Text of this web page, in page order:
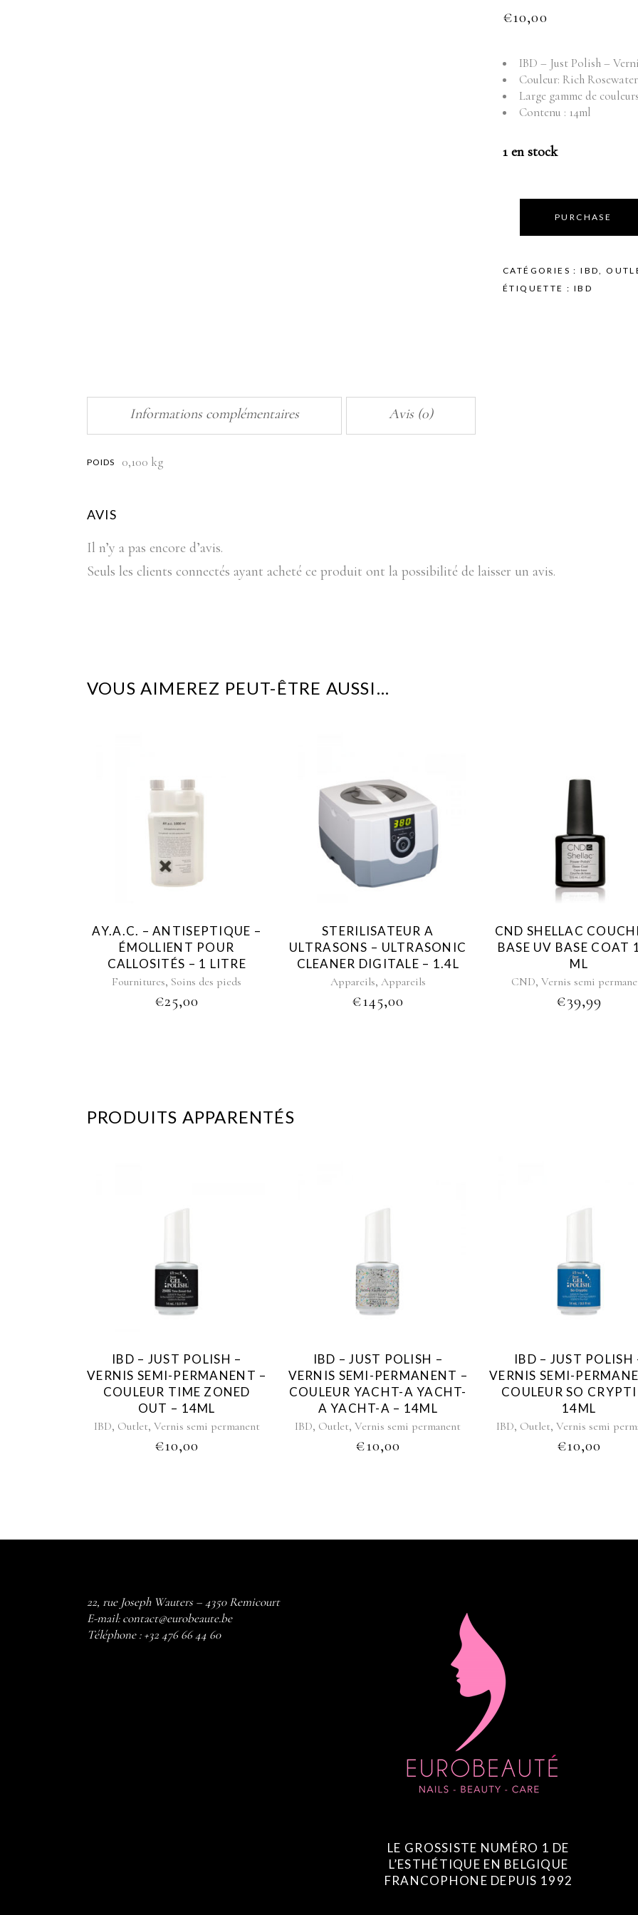
Produits vente visage
€10,00
IBD – Just Polish –
Couleur: Rich
Large gamme de
Contenu : 14ml
1 en stock
PURCHASE
CATÉGORIES :IBD,
ÉTIQUETTE : IBD
Informations complémentaires Avis (0)
POIDS 0,100 kg
AVIS
Il n’y a pas encore d’avis.
Seuls les clients connectés ayant acheté ce produit ont la possibilité de laisser un avis.
VOUS AIMEREZ PEUT-ÊTRE AUSSI…
AY.A.C. – ANTISEPTIQUE –
ÉMOLLIENT POUR
CALLOSITÉS – 1 LITRE
Fournitures, Soins des pieds
€25,00
STERILISATEUR A
ULTRASONS – ULTRASONIC
CLEANER DIGITALE – 1.4L
Appareils, Appareils
€145,00
CND SHELLAC
BASE UV BASE COAT
ML
CND, Vernis semi
€39,99
PRODUITS APPARENTÉS
IBD – JUST POLISH –
VERNIS SEMI-PERMANENT –
COULEUR TIME ZONED
OUT – 14ML
IBD, Outlet, Vernis semi permanent
€10,00
IBD – JUST POLISH –
VERNIS SEMI-PERMANENT –
COULEUR YACHT-A YACHT-
A YACHT-A – 14ML
IBD, Outlet,Vernis semi permanent
€10,00
IBD – JUST POLISH
VERNIS SEMI-
COULEUR SO
14ML
IBD, Outlet, Vernis semi
€10,00
22, rue Joseph Wauters – 4350 Remicourt
E-mail:contact@eurobeaute.be
Téléphone :+32 476 66 44 60
LE GROSSISTE NUMÉRO 1 DE
L’ESTHÉTIQUE EN BELGIQUE
FRANCOPHONE DEPUIS 1992